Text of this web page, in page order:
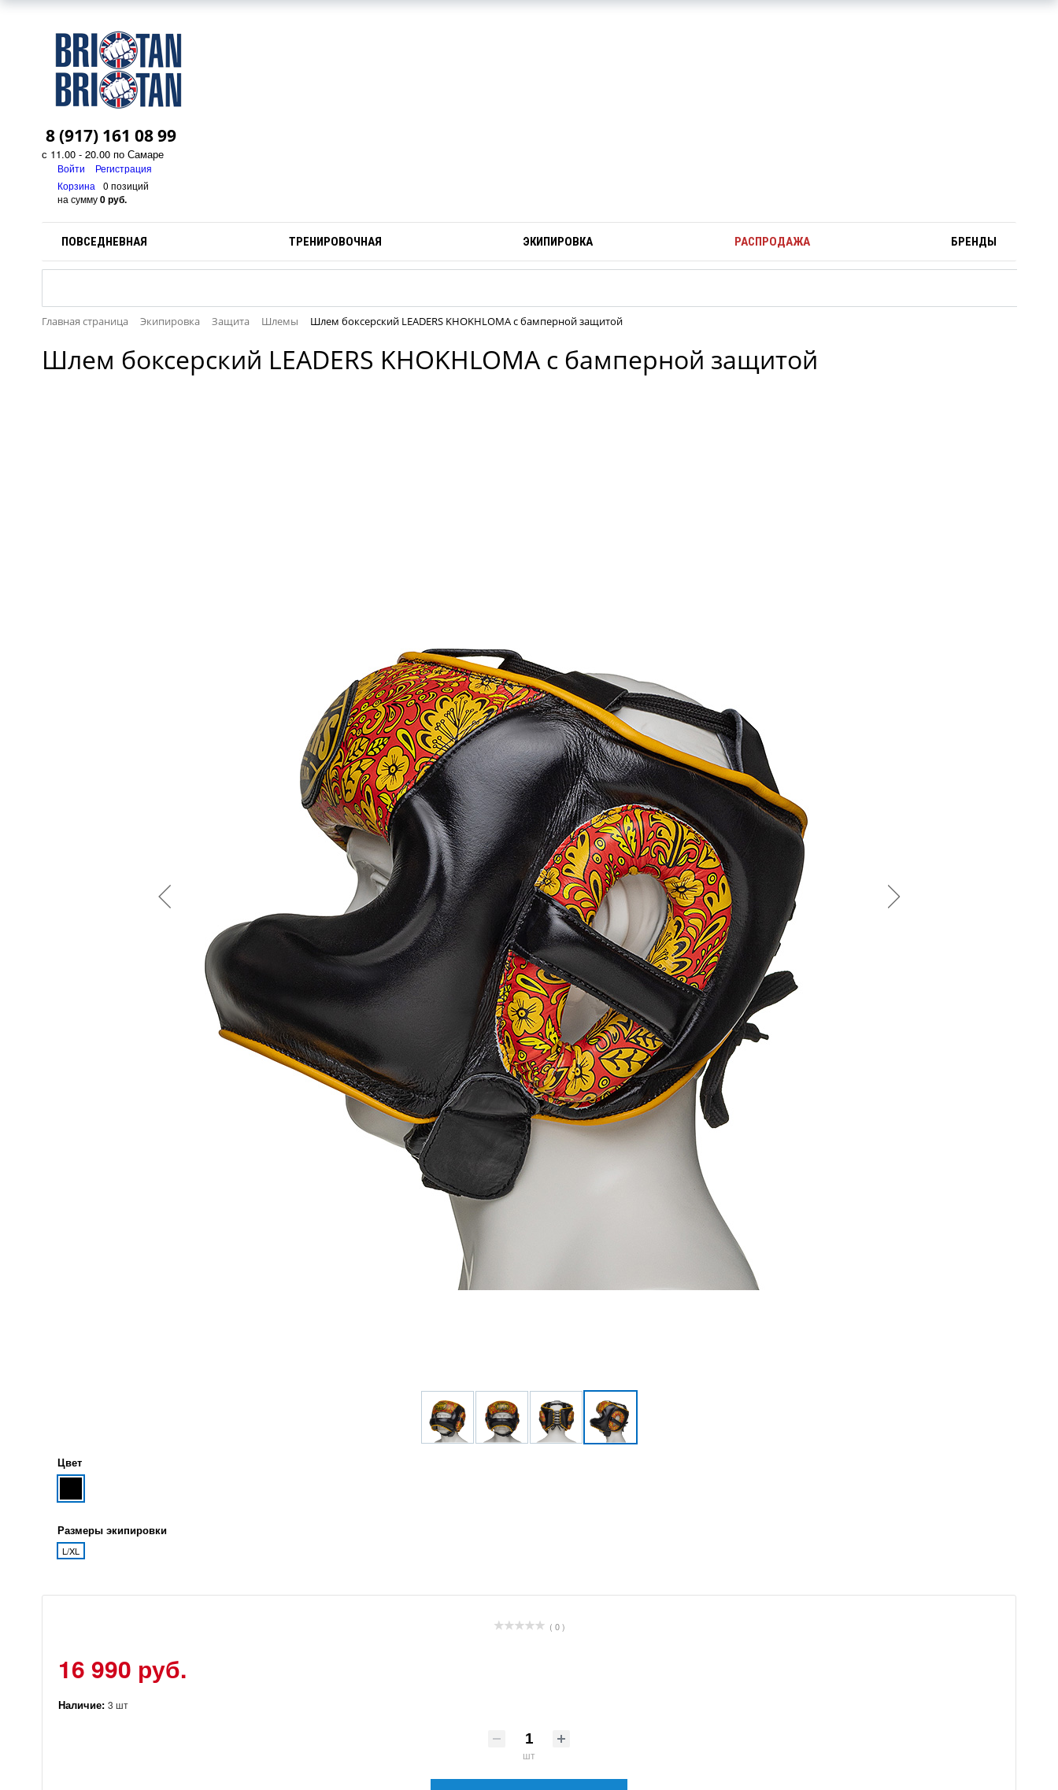
8 (917) 161 08 99
с 11.00 - 20.00 по Самаре
Войти
Регистрация
Корзина
0 позиций
на сумму0 руб.
ПОВСЕДНЕВНАЯ ТРЕНИРОВОЧНАЯ ЭКИПИРОВКА РАСПРОДАЖА БРЕНДЫ
Главная страница Экипировка Защита Шлемы Шлем боксерский LEADERS KHOKHLOMA с бамперной защитой
Шлем боксерский LEADERS KHOKHLOMA с бамперной защитой
Цвет
Размеры экипировки
L/XL
( 0 )
16 990 руб.
Наличие: 3 шт
шт